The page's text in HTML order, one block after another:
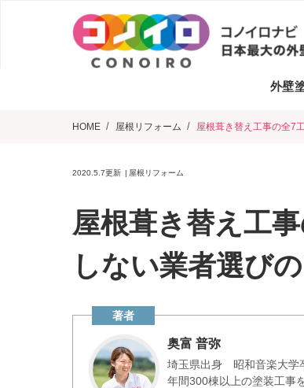
外壁
HOME 屋根リフォーム 屋根葺き替え工事の全7
2020.5.7更新 屋根リフォーム
屋根葺き替え工
しない業者選び
奥富 普弥
埼玉県出身 昭和音楽大学
年間300棟以上の塗装工事